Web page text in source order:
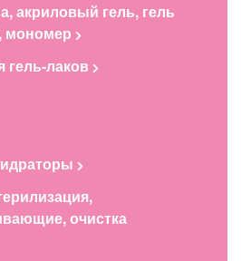
акриловый гель, гель
мономер
лаков
очистка